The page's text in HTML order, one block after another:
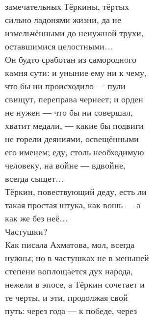
замечательных Тёркины, тёртых
сильно ладонями жизни, да не
измельчёнными до ненужной трухи,
оставшимися целостными…
Он будто сработан из самородного
камня сути: и уныние ему ни к чему,
что бы ни происходило — пули
свищут, переправа чернеет; и орден
не нужен — что бы ни совершал,
хватит медали, — какие бы подвиги
не горели деяниями, освещёнными
его именем; еду, столь необходимую
человеку, на войне — вдвойне,
всегда сыщет…
Тёркин, повествующий деду, есть ли
такая простая штука, как вошь — а
как же без неё…
Частушки?
Как писала Ахматова, мол, всегда
нужны; но в частушках не в меньшей
степени воплощается дух народа,
нежели в эпосе, а Тёркин сочетает и
те черты, и эти, продолжая свой
путь: через года — к победе, через